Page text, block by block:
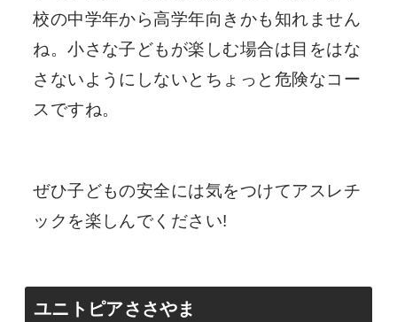
校の中学年から高学年向きかも知れません
ね。小さな子どもが楽しむ場合は目をはな
さないようにしないとちょっと危険なコー
スですね。
ぜひ子どもの安全には気をつけてアスレチ
ックを楽しんでください!
ユニトピアささやま